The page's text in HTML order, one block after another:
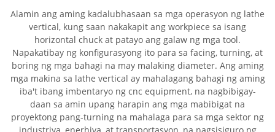
Alamin ang aming kadalubhasaan sa mga operasyon ng lathe
vertical, kung saan nakakapit ang workpiece sa isang
horizontal chuck at patayo ang galaw ng mga tool.
Napakatibay ng konfigurasyong ito para sa facing, turning, at
boring ng mga bahagi na may malaking diameter. Ang aming
mga makina sa lathe vertical ay mahalagang bahagi ng aming
iba't ibang imbentaryo ng cnc equipment, na nagbibigay-
daan sa amin upang harapin ang mga mabibigat na
proyektong pang-turning na mahalaga para sa mga sektor ng